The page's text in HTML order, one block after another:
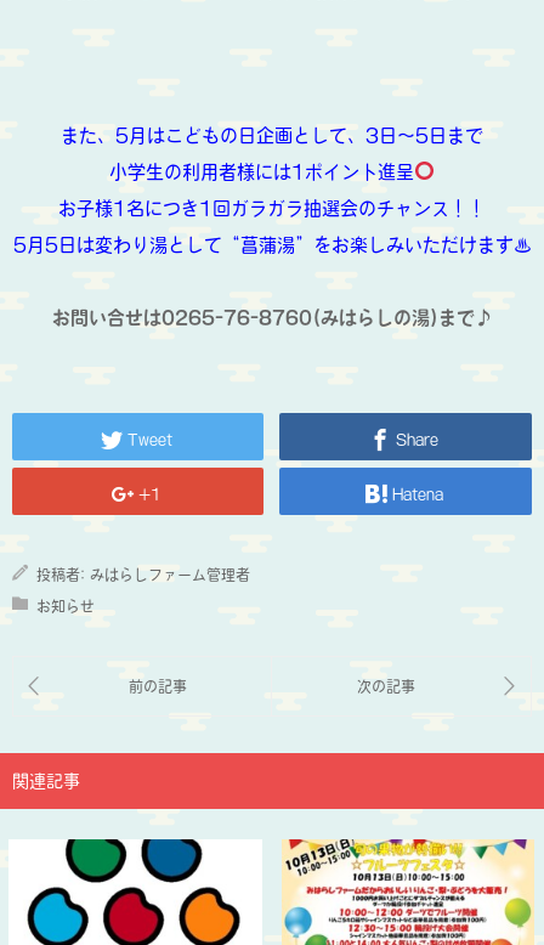
また、5月はこどもの日企画として、3日～5日まで
小学生の利用者様には1ポイント進呈
お子様1名につき1回ガラガラ抽選会のチャンス！！
5月5日は変わり湯として“菖蒲湯”をお楽しみいただけます♨
お問い合せは0265-76-8760(みはらしの湯)まで♪
Tweet Share
+1 Hatena
投稿者: みはらしファーム管理者
お知らせ
関連記事